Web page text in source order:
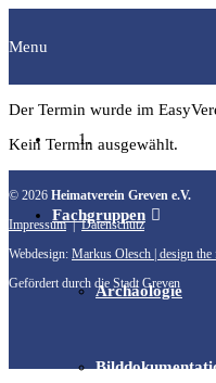
Menu
Startseite
Fachgruppen
Archäologie
Der Termin wurde im
Kein Termin ausgewählt.
© 2026 Heimatverein Greven e.V.
Impressum|Datenschutz
Webdesign: Markus Olesch | design the
Gefördert durch die Stadt Greven